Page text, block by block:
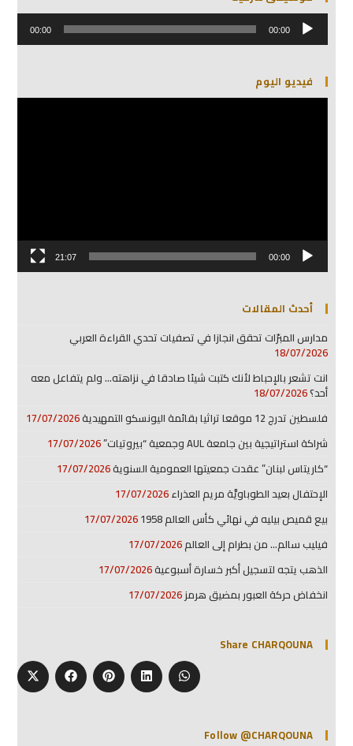
مشغل
الصوت 00:00
00:00
فيديو اليوم
مشغل
00:00
21:07
أحدث المقالات
مدارس المبرّات تحقق انجازا في تصفيات تحدي القراءة العربي
18/07/2026
انت تشعر بالإحباط لأنك كتبت شيئا صادقا في نزاهته… ولم يتفاعل معه
أحد؟18/07/2026
فلسطين تدرج 12 موقعا تراثيا بقائمة اليونسكو التمهيدية
17/07/2026
شراكة استراتيجية بين جامعة AUL وجمعية “بيروتيات”
17/07/2026
“كاريتاس لبنان” عقدت جمعيتها العمومية السنوية17/07/2026
الإحتفال بعيد الطوباويَّة مريم العذراء17/07/2026
بيع قميص بيليه في نهائي كأس العالم 1958
17/07/2026
فيليب سالم… من بطرام إلى العالم17/07/2026
الذهب يتجه لتسجيل أكبر خسارة أسبوعية17/07/2026
انخفاض حركة العبور بمضيق هرمز17/07/2026
Share CHARQOUNA
Follow @CHARQOUNA